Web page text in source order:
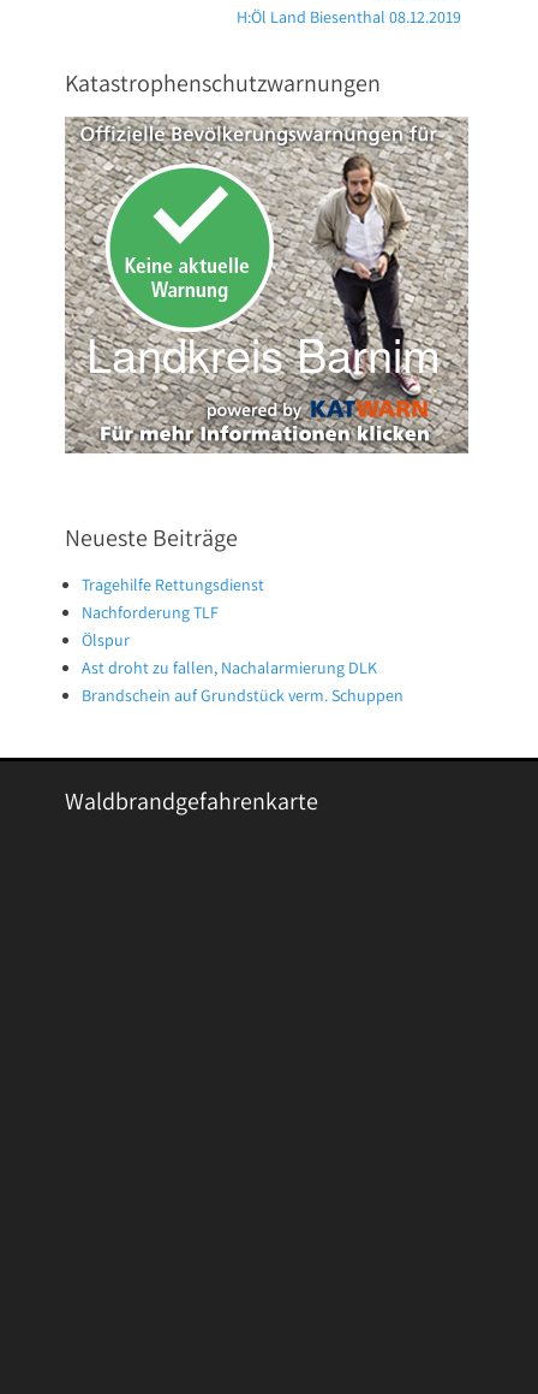
H:Öl Land Biesenthal 08.12.2019
Katastrophenschutzwarnungen
Neueste Beiträge
Tragehilfe Rettungsdienst
Nachforderung TLF
Ölspur
Ast droht zu fallen, Nachalarmierung DLK
Brandschein auf Grundstück verm. Schuppen
Waldbrandgefahrenkarte